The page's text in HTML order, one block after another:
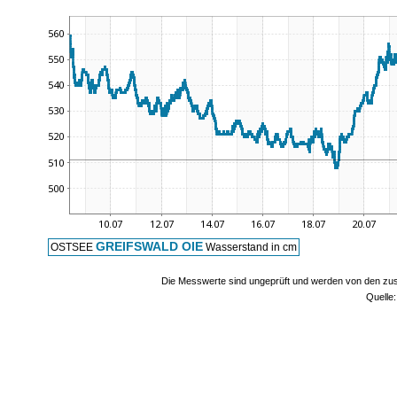
OSTSEE GREIFSWALD OIEWasserstand in cm
Die Messwerte sind ungeprüft und werden von den